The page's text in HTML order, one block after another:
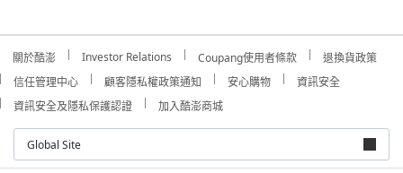
關於酷澎 Investor Relations Coupang使用者條款
退換貨政策
信任管理中心
顧客隱私權政策通知 安心購物
資訊安全
資訊安全及隱私保護認證
加入酷澎商城
Global Site